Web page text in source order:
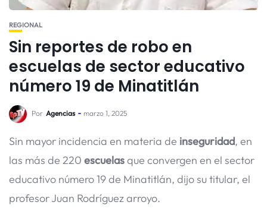
REGIONAL
Sin reportes de robo en
escuelas de sector educativo
número 19 de Minatitlán
Por Agencias marzo 1, 2025
Sin mayor incidencia en materia de inseguridad, en
las más de 220 escuelasque convergen en el sector
educativo número 19 de Minatitlán, dijo su titular, el
profesor Juan Rodríguez arroyo.